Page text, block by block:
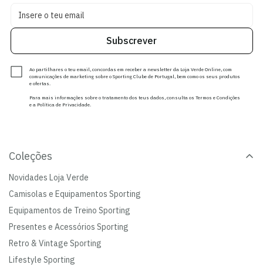
Subscrever
Ao partilhares o teu email, concordas em receber a newsletter da Loja Verde Online, com
comunicações de marketing sobre o Sporting Clube de Portugal, bem como os seus produtos
e ofertas.
Para mais informações sobre o tratamento dos teus dados, consulta os Termos e Condições
e a Política de Privacidade.
Coleções
Novidades Loja Verde
Camisolas e Equipamentos Sporting
Equipamentos de Treino Sporting
Presentes e Acessórios Sporting
Retro & Vintage Sporting
Lifestyle Sporting